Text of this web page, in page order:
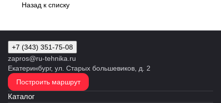
Назад к списку
+7 (343) 351-75-08
zapros@ru-tehnika.ru
Екатеринбург, ул. Старых большевиков, д. 2
Построить маршрут
Каталог